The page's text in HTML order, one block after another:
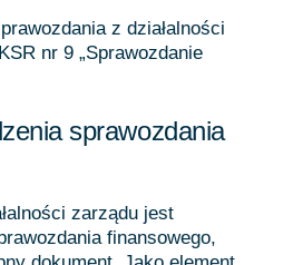
z działalności
nr 9 „Sprawozdanie
sprawozdania
zarządu jest
finansowego,